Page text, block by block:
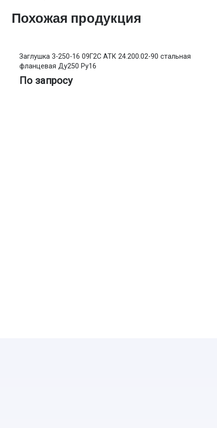
Похожая продукция
Заглушка 3-250-16 09Г2С АТК 24.200.02-90 стальная
фланцевая Ду250 Ру16
По запросу